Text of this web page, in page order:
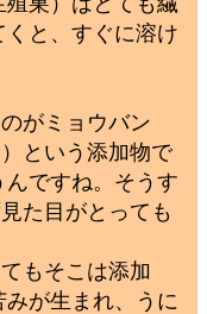
と、すぐに溶け
がミョウバン
という添加物で
ですね。そうす
た目がとっても
もそこは添加
が生まれ、うに